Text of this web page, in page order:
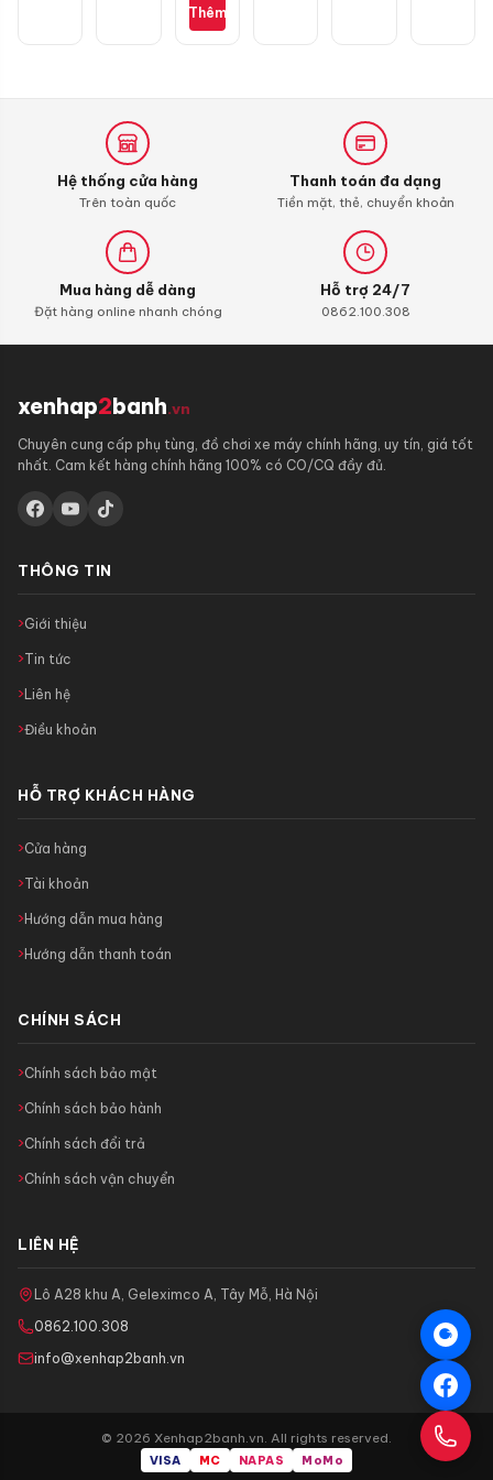
đốt
Liqui
Thêm
Hệ thống cửa hàng
Trên toàn quốc
Thanh toán đa dạng
Tiền mặt, thẻ, chuyển khoản
Mua hàng dễ dàng
Đặt hàng online nhanh chóng
Hỗ trợ 24/7
0862.100.308
xenhap2banh.vn
Chuyên cung cấp phụ tùng, đồ chơi xe máy chính hãng, uy tín, giá tốt
nhất. Cam kết hàng chính hãng 100% có CO/CQ đầy đủ.
THÔNG TIN
Giới thiệu
Tin tức
Liên hệ
Điều khoản
HỖ TRỢ KHÁCH HÀNG
Cửa hàng
Tài khoản
Hướng dẫn mua hàng
Hướng dẫn thanh toán
CHÍNH SÁCH
Chính sách bảo mật
Chính sách bảo hành
Chính sách đổi trả
Chính sách vận chuyển
LIÊN HỆ
Lô A28 khu A, Geleximco A, Tây Mỗ, Hà Nội
0862.100.308
info@xenhap2banh.vn
© 2026 Xenhap2banh.vn. All rights reserved.
VISA MC NAPAS MoMo